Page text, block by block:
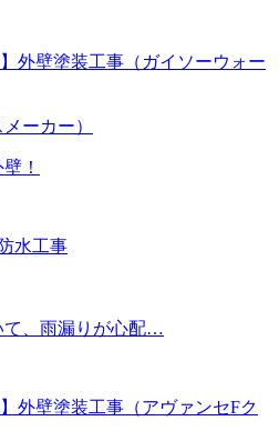
外壁塗装工事（ガイソーウォー
ーカー）
！
水工事
て、雨漏りが心配…
外壁塗装工事（アヴァンセFク